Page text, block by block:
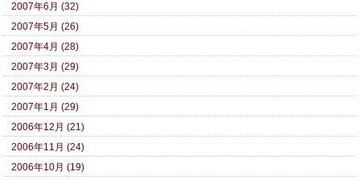
2007年6月 (32)
2007年5月 (26)
2007年4月 (28)
2007年3月 (29)
2007年2月 (24)
2007年1月 (29)
2006年12月 (21)
2006年11月 (24)
2006年10月 (19)